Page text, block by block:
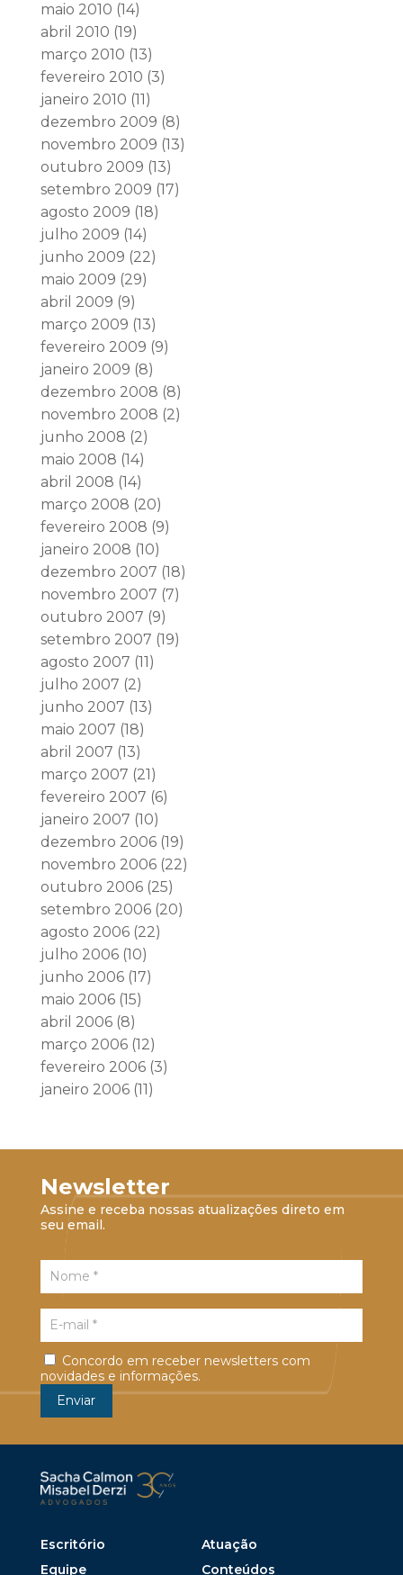
maio 2010 (14)
abril 2010 (19)
março 2010 (13)
fevereiro 2010 (3)
janeiro 2010 (11)
dezembro 2009 (8)
novembro 2009 (13)
outubro 2009 (13)
setembro 2009 (17)
agosto 2009 (18)
julho 2009 (14)
junho 2009 (22)
maio 2009 (29)
abril 2009 (9)
março 2009 (13)
fevereiro 2009 (9)
janeiro 2009 (8)
dezembro 2008 (8)
novembro 2008 (2)
junho 2008 (2)
maio 2008 (14)
abril 2008 (14)
março 2008 (20)
fevereiro 2008 (9)
janeiro 2008 (10)
dezembro 2007 (18)
novembro 2007 (7)
outubro 2007 (9)
setembro 2007 (19)
agosto 2007 (11)
julho 2007 (2)
junho 2007 (13)
maio 2007 (18)
abril 2007 (13)
março 2007 (21)
fevereiro 2007 (6)
janeiro 2007 (10)
dezembro 2006(19)
novembro 2006(22)
outubro 2006(25)
setembro 2006(20)
agosto 2006(22)
julho 2006(10)
junho 2006(17)
maio 2006(15)
abril 2006(8)
março 2006(12)
fevereiro 2006(3)
janeiro 2006(11)
Newsletter
Assine e receba nossas atualizações direto em
seu email.
Concordo em receber newsletters com
novidades e informações.
Escritório
Atuação
Equipe
Conteúdos